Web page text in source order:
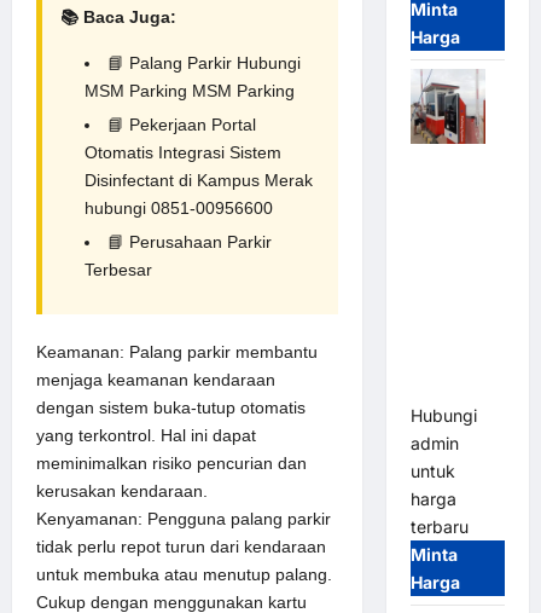
📚 Baca Juga:
📘 Palang Parkir Hubungi
MSM Parking MSM Parking
📘 Pekerjaan Portal
Otomatis Integrasi Sistem
Disinfectant di Kampus Merak
hubungi 0851-00956600
📘 Perusahaan Parkir
Terbesar
Keamanan: Palang parkir membantu
menjaga keamanan kendaraan
dengan sistem buka-tutup otomatis
yang terkontrol. Hal ini dapat
meminimalkan risiko pencurian dan
kerusakan kendaraan.
Kenyamanan: Pengguna palang parkir
tidak perlu repot turun dari kendaraan
untuk membuka atau menutup palang.
Cukup dengan menggunakan kartu
Minta
Harga
Hubungi
admin
untuk
harga
terbaru
Minta
Harga